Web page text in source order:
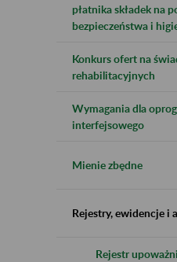
płatnika składek na
bezpieczeństwa i
Konkurs ofert na
rehabilitacyjnych
Wymagania dla
interfejsowego
Mienie zbędne
Rejestry, ewidencje i
Rejestr